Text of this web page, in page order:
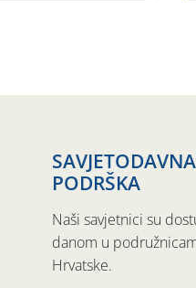
SAVJETODAVNA
PODRŠKA
Naši savjetnici su
danom u
Hrvatske.